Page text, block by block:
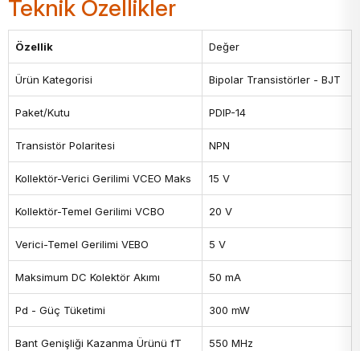
Teknik Özellikler
Özellik Değer
Ürün Kategorisi Bipolar Transistörler - BJT
Paket/Kutu PDIP-14
Transistör Polaritesi NPN
Kollektör-Verici Gerilimi VCEO Maks 15 V
Kollektör-Temel Gerilimi VCBO 20 V
Verici-Temel Gerilimi VEBO 5 V
Maksimum DC Kolektör Akımı 50 mA
Pd - Güç Tüketimi 300 mW
Bant Genişliği Kazanma Ürünü fT 550 MHz